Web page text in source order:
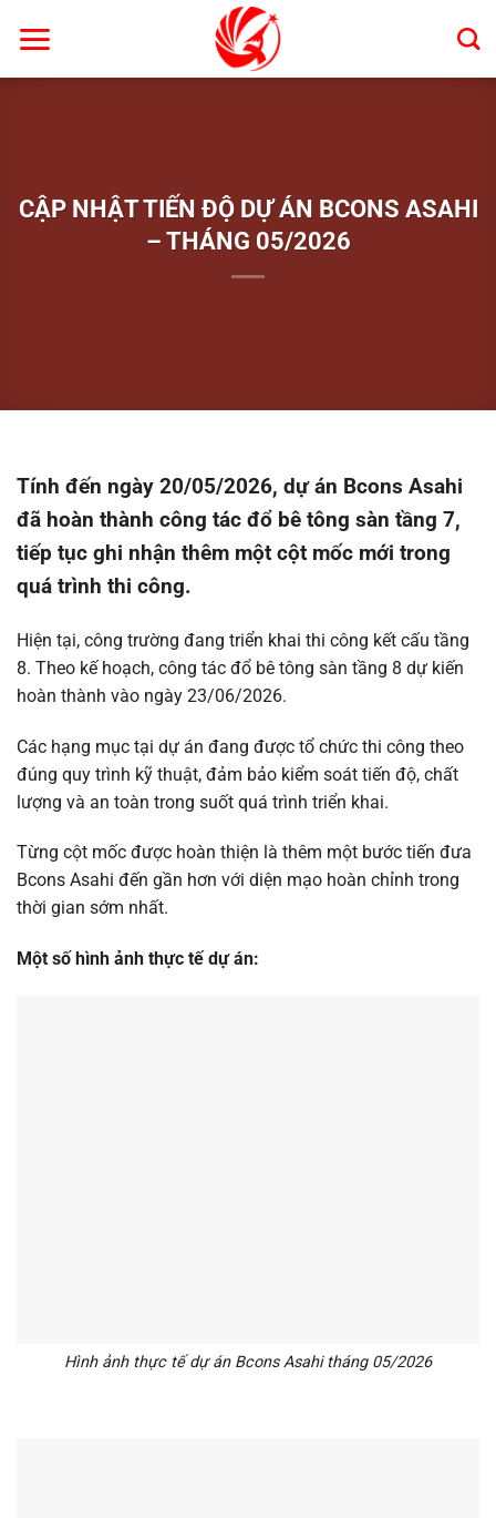
qua
CẬP NHẬT TIẾN ĐỘ DỰ ÁN BCONS ASAHI
– THÁNG 05/2026
Tính đến ngày 20/05/2026, dự án Bcons Asahi
đã hoàn thành công tác đổ bê tông sàn tầng 7,
tiếp tục ghi nhận thêm một cột mốc mới trong
quá trình thi công.
Hiện tại, công trường đang triển khai thi công kết cấu tầng
8. Theo kế hoạch, công tác đổ bê tông sàn tầng 8 dự kiến
hoàn thành vào ngày 23/06/2026.
Các hạng mục tại dự án đang được tổ chức thi công theo
đúng quy trình kỹ thuật, đảm bảo kiểm soát tiến độ, chất
lượng và an toàn trong suốt quá trình triển khai.
Từng cột mốc được hoàn thiện là thêm một bước tiến đưa
Bcons Asahi đến gần hơn với diện mạo hoàn chỉnh trong
thời gian sớm nhất.
Một số hình ảnh thực tế dự án:
Hình ảnh thực tế dự án Bcons Asahi tháng 05/2026